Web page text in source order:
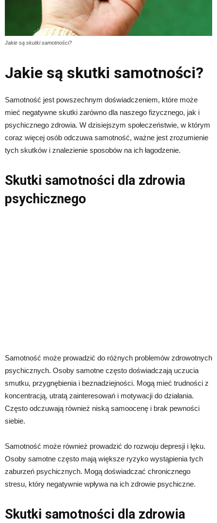
Jakie są skutki samotności?
Jakie są skutki samotności?
Samotność jest powszechnym doświadczeniem, które może
mieć negatywne skutki zarówno dla naszego fizycznego, jak i
psychicznego zdrowia. W dzisiejszym społeczeństwie, w którym
coraz więcej osób odczuwa samotność, ważne jest zrozumienie
tych skutków i znalezienie sposobów na ich łagodzenie.
Skutki samotności dla zdrowia
psychicznego
Samotność może prowadzić do różnych problemów zdrowotnych
psychicznych. Osoby samotne często doświadczają uczucia
smutku, przygnębienia i beznadziejności. Mogą mieć trudności z
koncentracją, utratą zainteresowań i motywacji do działania.
Często odczuwają również niską samoocenę i brak pewności
siebie.
Samotność może również prowadzić do rozwoju depresji i lęku.
Osoby samotne często mają większe ryzyko wystąpienia tych
zaburzeń psychicznych. Mogą doświadczać chronicznego
stresu, który negatywnie wpływa na ich zdrowie psychiczne.
Skutki samotności dla zdrowia